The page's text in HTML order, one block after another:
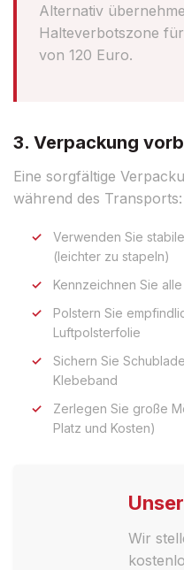
Alternativ
Halteverbotszone
von 120 Euro.
3. Verpackung
Eine sorgfältige
während des Transports:
Verwenden Sie
(leichter zu stapeln)
Kennzeichnen Sie
Polstern Sie
Luftpolsterfolie
Sichern Sie
Klebeband
Zerlegen Sie große
Platz und Kosten)
Wir